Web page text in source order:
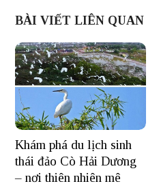
BÀI VIẾT LIÊN QUAN
Khám phá du lịch sinh
thái đảo Cò Hải Dương
– nơi thiên nhiên mê